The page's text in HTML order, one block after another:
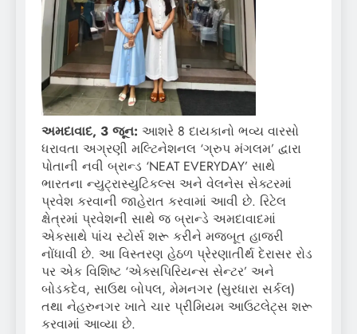
અમદાવાદ, 3 જૂન: આશરે 8 દાયકાનો ભવ્ય વારસો
ધરાવતા અગ્રણી મલ્ટિનેશનલ ‘ગ્રુપ મંગલમ’ દ્વારા
પોતાની નવી બ્રાન્ડ ‘NEAT EVERYDAY’ સાથે
ભારતના ન્યુટ્રાસ્યુટિકલ્સ અને વેલનેસ સેક્ટરમાં
પ્રવેશ કરવાની જાહેરાત કરવામાં આવી છે. રિટેલ
ક્ષેત્રમાં પ્રવેશની સાથે જ બ્રાન્ડે અમદાવાદમાં
એકસાથે પાંચ સ્ટોર્સ શરૂ કરીને મજબૂત હાજરી
નોંધાવી છે. આ વિસ્તરણ હેઠળ પ્રેરણાતીર્થ દેરાસર રોડ
પર એક વિશિષ્ટ ‘એક્સપિરિયન્સ સેન્ટર’ અને
બોડકદેવ, સાઉથ બોપલ, મેમનગર (સુરધારા સર્કલ)
તથા નેહરુનગર ખાતે ચાર પ્રીમિયમ આઉટલેટ્સ શરૂ
કરવામાં આવ્યા છે.